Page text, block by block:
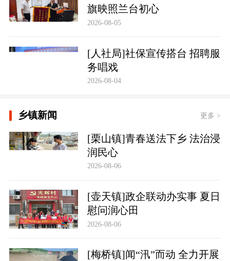
旗映照兰台初心
2026-08-05
[人社局]社保宣传搭台 招聘服
务唱戏
2026-08-04
乡镇新闻 更多 >
[栗山镇]青春送法下乡 法治浸
润民心
2026-08-06
[壶天镇]政企联动办实事 夏日
慰问润心田
2026-08-06
[梅桥镇]闻“汛”而动 全力开展